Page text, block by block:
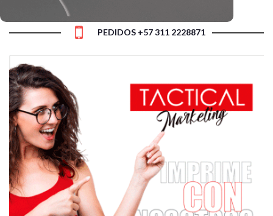
PEDIDOS +57 311 2228871